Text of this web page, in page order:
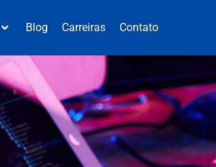
Blog Carreiras Contato